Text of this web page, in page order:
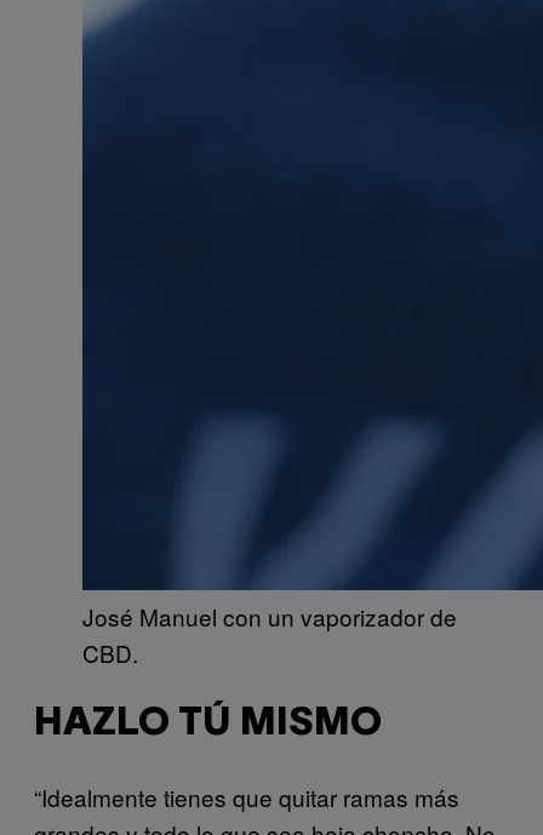
José Manuel con un vaporizador de
CBD.
HAZLO TÚ MISMO
“Idealmente tienes que quitar ramas más